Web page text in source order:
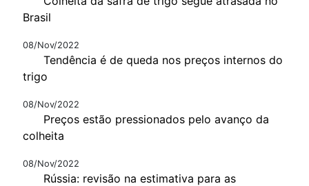
Brasil
08/Nov/2022
Tendência é de queda nos preços internos do
trigo
08/Nov/2022
Preços estão pressionados pelo avanço da
colheita
08/Nov/2022
Rússia: revisão na estimativa para as